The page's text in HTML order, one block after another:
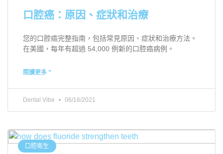
口腔癌：原因、症狀和治療
您的口腔癌完整指南，包括常見原因、症狀和治療方法。
在美國，每年有超過 54,000 例新的口腔癌病例。
閱讀更多 ”
Dental Vibe 06/16/2021
口腔衛生